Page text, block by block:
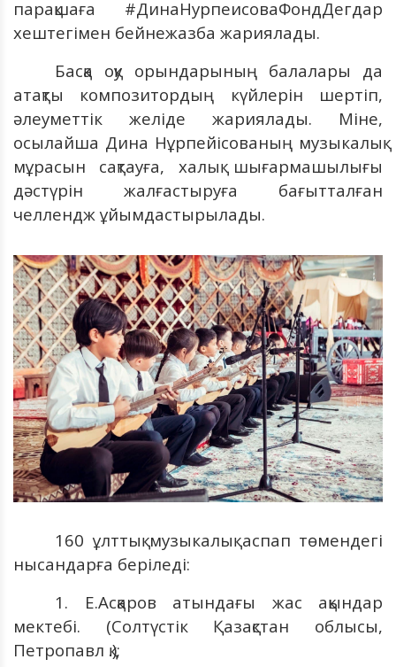
парақшаға #ДинаНурпеисоваФондДегдар
хештегімен бейнежазба жариялады.
Басқа оқу орындарының балалары да
атақты композитордың күйлерін шертіп,
әлеуметтік желіде жариялады. Міне,
осылайша Дина Нұрпейісованың музыкалық
мұрасын сақтауға, халық шығармашылығы
дәстүрін жалғастыруға бағытталған
челлендж ұйымдастырылады.
160 ұлттық музыкалық аспап төмендегі
нысандарға беріледі:
1. Е.Асқаров атындағы жас ақындар
мектебі. (Солтүстік Қазақстан облысы,
Петропавл қ.);